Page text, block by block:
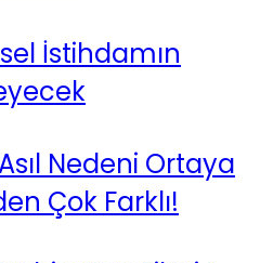
İstihdamın
Nedeni Ortaya
Çok Farklı!